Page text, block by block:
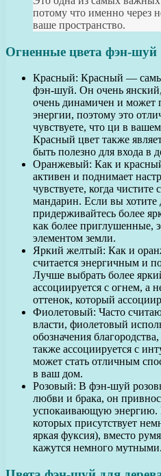
потому что именно через
ваше пространство.
Огненные цвета фэн-шуй
Красный: Красный —
фэн-шуй. Он очень
очень динамичен и может
энергии, поэтому это
чувствуете, что ци в
Красный цвет также
быть полезно для входа в
Оранжевый: Как и
активен и поднимает
чувствуете, когда
мандарин. Если вы хотите
придерживайтесь более
как более приглушенные,
элементом земли.
Яркий желтый: Как и
считается энергичным и
Лучше выбрать более
ассоциируется с огнем, а
оттенок, который
Фиолетовый: Часто
власти, фиолетовый
обозначения
также ассоциируется с
может стать отличным
в ваш дом.
Розовый: В фэн-шуй
любви и брака, он
успокаивающую энергию.
которых присутствует
яркая фуксия), вместо
кажутся немного мутными.